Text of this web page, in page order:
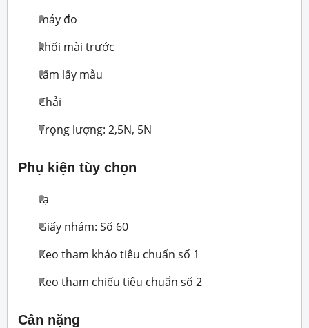
máy đo
khối mài trước
tấm lấy mẫu
Chải
Trọng lượng: 2,5N, 5N
Phụ kiện tùy chọn
tạ
Giấy nhám: Số 60
Keo tham khảo tiêu chuẩn số 1
Keo tham chiếu tiêu chuẩn số 2
Cân nặng